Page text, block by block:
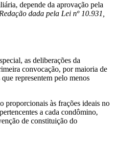
depende da aprovação pela
dada pela Lei nº 10.931,
as deliberações da
convocação, por maioria de
representem pelo menos
proporcionais às frações ideais no
a cada condômino,
de constituição do